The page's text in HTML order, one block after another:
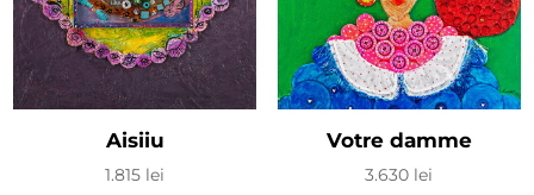
Aisiiu
1.815 lei
Votre damme
3.630 lei